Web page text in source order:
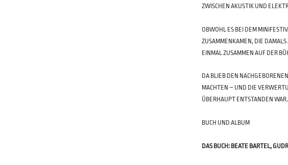
ZWISCHEN AKUSTIK UND
OBWOHL ES BEI DEM
ZUSAMMENKAMEN, DIE DAMALS
INMAL ZUSAMMEN AUF DER
DA BLIEB DEN
MACHTEN – UND DIE
ÜBERHAUPT ENTSTANDEN WAR.
BUCH UND ALBUM
DAS BUCH: BEATE BARTEL,